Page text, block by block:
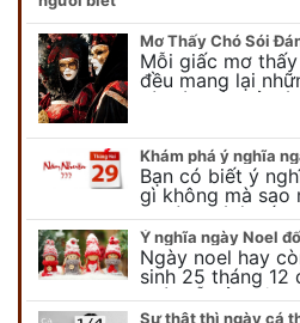
Mỗi giấc mơ
đều mang lại
và có thể phản
Bạn có biết ý
gì không mà sao
người chú ý đến
đều cho rằng
Ý nghĩa ngày Noel
Ngày noel hay
sinh 25 tháng 12
ngày lễ của bên
lễ thiên chúa
Sự thật thì ngày cá